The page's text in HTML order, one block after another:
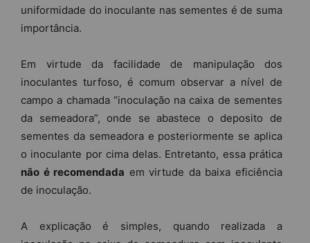
uniformidade do inoculante nas sementes é de suma
importância.
Em virtude da facilidade de manipulação dos
inoculantes turfoso, é comum observar a nível de
campo a chamada “inoculação na caixa de sementes
da semeadora”, onde se abastece o deposito de
sementes da semeadora e posteriormente se aplica
o inoculante por cima delas. Entretanto, essa prática
não é recomendada em virtude da baixa eficiência
de inoculação.
A explicação é simples, quando realizada a